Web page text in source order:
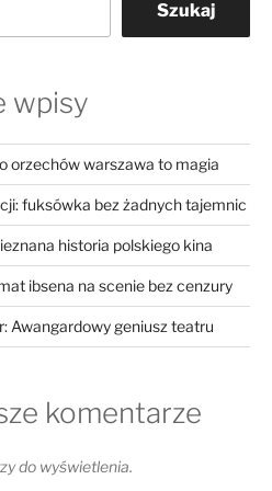
Szukaj
wpisy
orzechów warszawa to magia
fuksówka bez żadnych tajemnic
historia polskiego kina
ibsena na scenie bez cenzury
Awangardowy geniusz teatru
komentarze
do wyświetlenia.